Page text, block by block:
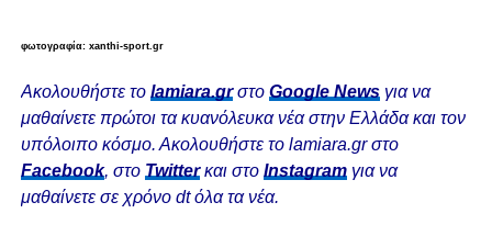
φωτογραφία: xanthi-sport.gr
Ακολουθήστε το lamiara.grστο Google Newsγια να
μαθαίνετε πρώτοι τα κυανόλευκα νέα στην Ελλάδα και τον
υπόλοιπο κόσμο. Ακολουθήστε το lamiara.gr στο
Facebook, στο Twitterκαι στο Instagram για να
μαθαίνετε σε χρόνο dt όλα τα νέα.